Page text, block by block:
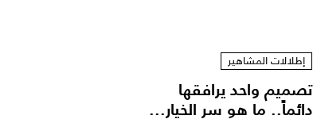
إطلالات المشاهير
تصميم واحد يرافقها
دائماً.. ما هو سر الخيار...